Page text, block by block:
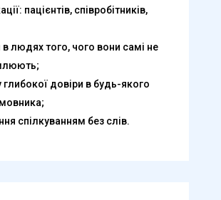
пацієнтів, співробітників,
в людях того, чого вони самі не
глибокої довіри в будь-якого
спілкуванням без слів.